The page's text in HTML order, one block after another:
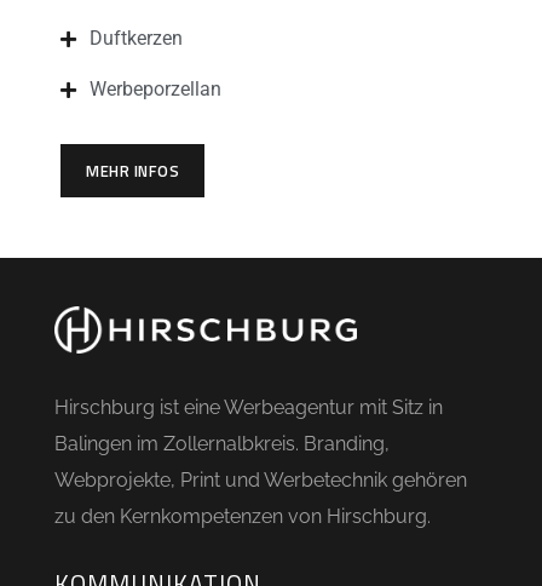
Duftkerzen
Werbeporzellan
MEHR INFOS
Hirschburg ist eine Werbeagentur mit Sitz in
Balingen im Zollernalbkreis. Branding,
Webprojekte, Print und Werbetechnik gehören
zu den Kernkompetenzen von Hirschburg.